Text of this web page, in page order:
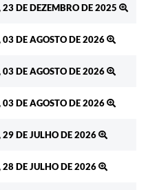
DE DEZEMBRO DE 2025
DE AGOSTO DE 2026
DE AGOSTO DE 2026
DE AGOSTO DE 2026
DE JULHO DE 2026
DE JULHO DE 2026